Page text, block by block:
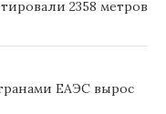
2358 метров
ЕАЭС вырос